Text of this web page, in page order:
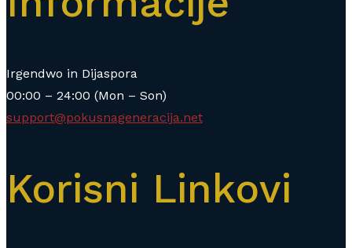
Irgendwo in Dijaspora
00:00 – 24:00 (Mon – Son)
support@pokusnageneracija.net
Korisni Linkovi